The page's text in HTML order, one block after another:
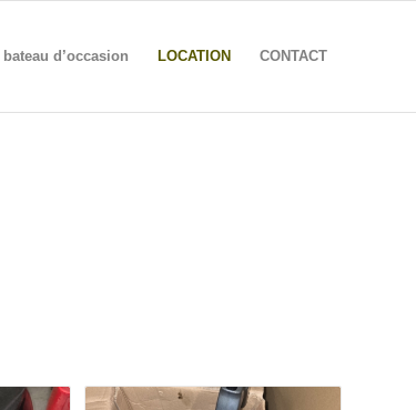
d’occasion LOCATION CONTACT